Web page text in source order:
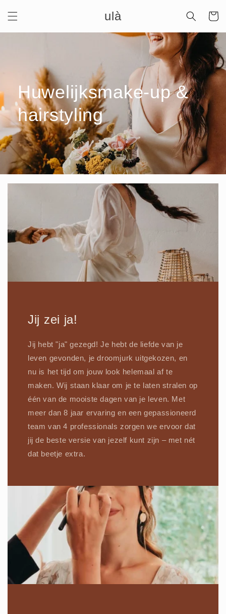
naar de
content
ulà
Huwelijksmake-up &
hairstyling
Jij zei ja!
Jij hebt "ja" gezegd! Je hebt de liefde van je
leven gevonden, je droomjurk uitgekozen, en
nu is het tijd om jouw look helemaal af te
maken. Wij staan klaar om je te laten stralen op
één van de mooiste dagen van je leven. Met
meer dan 8 jaar ervaring en een gepassioneerd
team van 4 professionals zorgen we ervoor dat
jij de beste versie van jezelf kunt zijn – met nét
dat beetje extra.